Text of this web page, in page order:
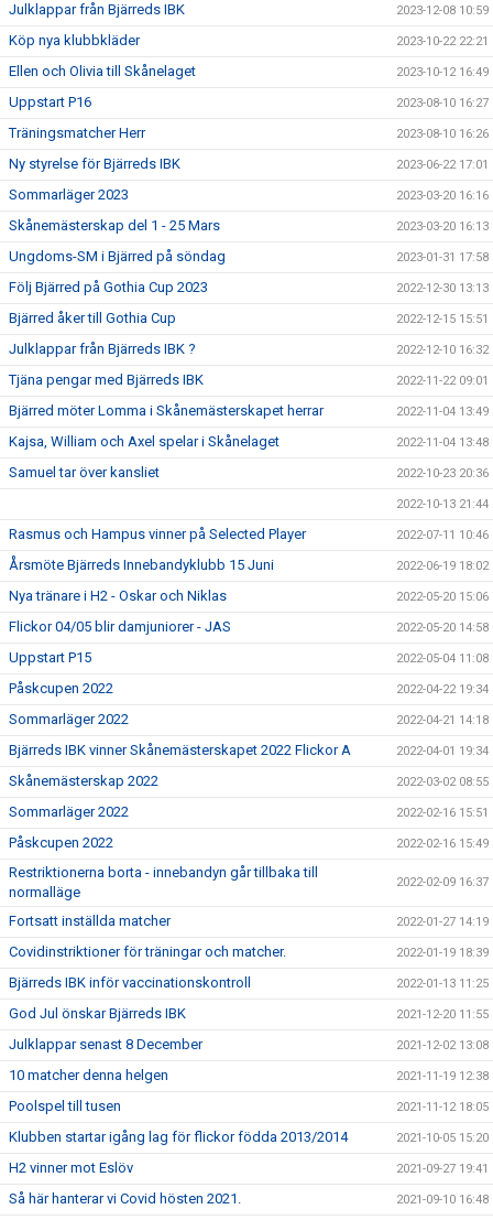
Julklappar från Bjärreds IBK 2023-12-08 10:59
Köp nya klubbkläder 2023-10-22 22:21
Ellen och Olivia till Skånelaget 2023-10-12 16:49
Uppstart P16 2023-08-10 16:27
Träningsmatcher Herr 2023-08-10 16:26
Ny styrelse för Bjärreds IBK 2023-06-22 17:01
Sommarläger 2023 2023-03-20 16:16
Skånemästerskap del 1 - 25 Mars 2023-03-20 16:13
Ungdoms-SM i Bjärred på söndag 2023-01-31 17:58
Följ Bjärred på Gothia Cup 2023 2022-12-30 13:13
Bjärred åker till Gothia Cup 2022-12-15 15:51
Julklappar från Bjärreds IBK ? 2022-12-10 16:32
Tjäna pengar med Bjärreds IBK 2022-11-22 09:01
Bjärred möter Lomma i Skånemästerskapet herrar 2022-11-04 13:49
Kajsa, William och Axel spelar i Skånelaget 2022-11-04 13:48
Samuel tar över kansliet 2022-10-23 20:36
2022-10-13 21:44
Rasmus och Hampus vinner på Selected Player 2022-07-11 10:46
Årsmöte Bjärreds Innebandyklubb 15 Juni 2022-06-19 18:02
Nya tränare i H2 - Oskar och Niklas 2022-05-20 15:06
Flickor 04/05 blir damjuniorer - JAS 2022-05-20 14:58
Uppstart P15 2022-05-04 11:08
Påskcupen 2022 2022-04-22 19:34
Sommarläger 2022 2022-04-21 14:18
Bjärreds IBK vinner Skånemästerskapet 2022 Flickor A 2022-04-01 19:34
Skånemästerskap 2022 2022-03-02 08:55
Sommarläger 2022 2022-02-16 15:51
Påskcupen 2022 2022-02-16 15:49
Restriktionerna borta - innebandyn går tillbaka till
normalläge
2022-02-09 16:37
Fortsatt inställda matcher 2022-01-27 14:19
Covidinstriktioner för träningar och matcher. 2022-01-19 18:39
Bjärreds IBK inför vaccinationskontroll 2022-01-13 11:25
God Jul önskar Bjärreds IBK 2021-12-20 11:55
Julklappar senast 8 December 2021-12-02 13:08
10 matcher denna helgen 2021-11-19 12:38
Poolspel till tusen 2021-11-12 18:05
Klubben startar igång lag för flickor födda 2013/2014 2021-10-05 15:20
H2 vinner mot Eslöv 2021-09-27 19:41
Så här hanterar vi Covid hösten 2021. 2021-09-10 16:48